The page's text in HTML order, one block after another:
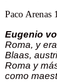
Paco Arenas
Eugenio
Roma, y
Blaas,
Roma y
como